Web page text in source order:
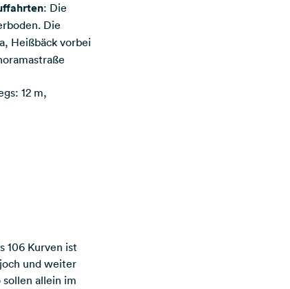
: Die
Die
Heißbäck vorbei
12 m,
106 Kurven ist
und weiter
allein im